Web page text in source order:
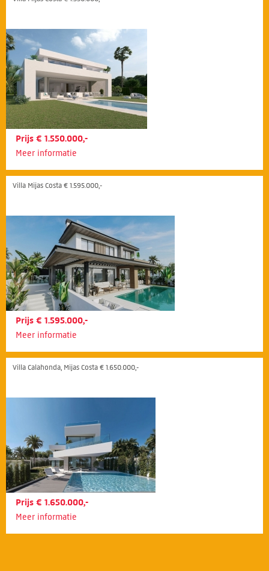
Prijs € 1.550.000,-
Meer informatie
Villa Mijas Costa € 1.595.000,-
Prijs € 1.595.000,-
Meer informatie
Villa Calahonda, Mijas Costa € 1.650.000,-
Prijs € 1.650.000,-
Meer informatie